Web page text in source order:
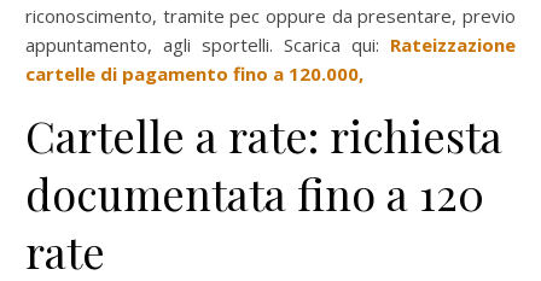
riconoscimento, tramite pec oppure da presentare, previo
appuntamento, agli sportelli. Scarica qui: Rateizzazione
cartelle di pagamento fino a 120.000,
Cartelle a rate: richiesta
documentata fino a 120
rate